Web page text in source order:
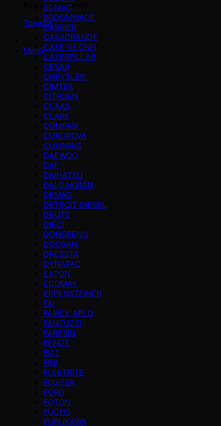
Кошик порожній
Товари
Menü
BOMAG
BROOMWADE
CARRIER
CASAGRANDE
CASE-IH CNH
CATERPILLAR
CESAB
CHRYSLER
CIMTEK
CITROEN
CLAAS
CLARK
COMPAIR
CUKUROVA
CUMMINS
DAEWOO
DAF
DAIHATSU
DALGAKIRAN
DEMAG
DETROIT DIESEL
DEUTZ
DIECI
DONGFENG
DOOSAN
DRESSTA
DYNAPAC
EATON
ECOMAK
EPPENSTEINER
FAI
FAIREY ARLO
FANTUZZI
FARESIN
FENDT
FIAT
FINI
FLEETRITE
FLUITEK
FORD
FOTON
FUCHS
FURUKAWA